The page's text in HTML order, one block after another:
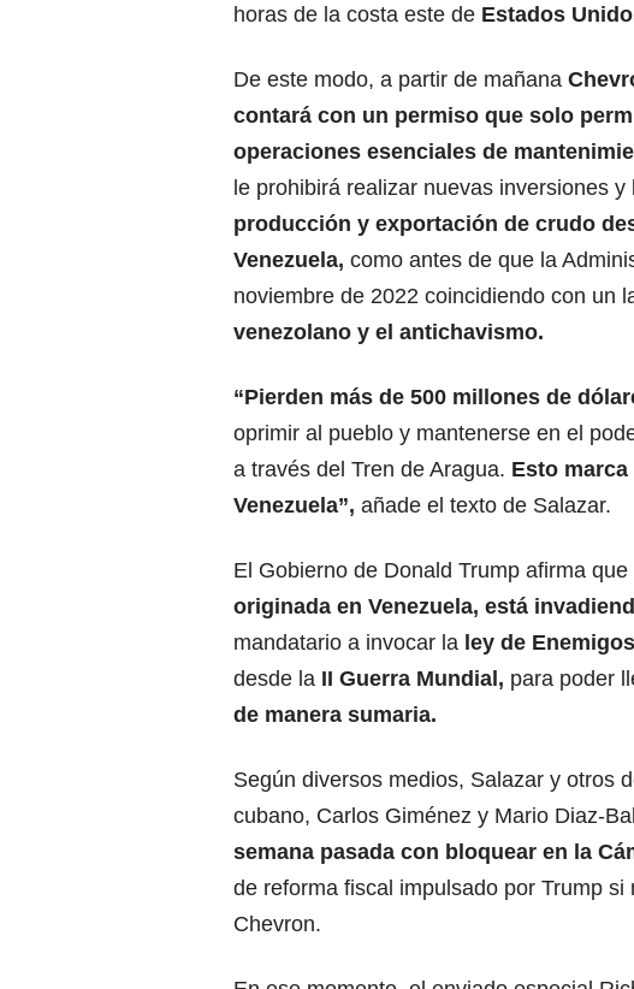
horas de la costa este de Estados
De este modo, a partir de mañana
contará con un permiso que solo
operaciones esenciales de
le prohibirá realizar nuevas inversiones y
producción y exportación de crudo
Venezuela, como antes de que la
noviembre de 2022 coincidiendo con un
venezolano y el antichavismo.
“Pierden más de 500 millones de
oprimir al pueblo y mantenerse en el
a través del Tren de Aragua. Esto
Venezuela”, añade el texto de Salazar.
El Gobierno de Donald Trump afirma que
originada en Venezuela, está
mandatario a invocar la ley de
desde la II Guerra Mundial, para poder
de manera sumaria.
Según diversos medios, Salazar y otros
cubano, Carlos Giménez y Mario Diaz-
semana pasada con bloquear en la
de reforma fiscal impulsado por Trump
Chevron.